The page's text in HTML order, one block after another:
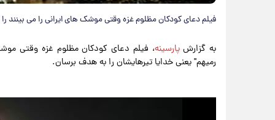
فیلم دعای کودکان مظلوم غزه وقتی موشک های ایرانی را می بینند
به گزارشپارسینه، فیلم دعای کودکان مظلوم غزه وقتی
رمیهم" یعنی خدایا تیرهایشان را به هدف برسان.